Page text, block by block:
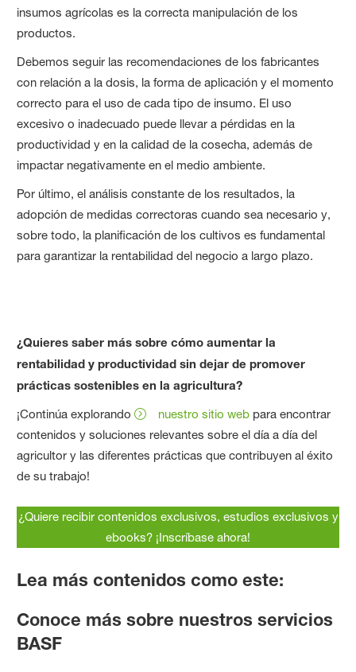
insumos agrícolas es la correcta manipulación de los
productos.
Debemos seguir las recomendaciones de los fabricantes
con relación a la dosis, la forma de aplicación y el momento
correcto para el uso de cada tipo de insumo. El uso
excesivo o inadecuado puede llevar a pérdidas en la
productividad y en la calidad de la cosecha, además de
impactar negativamente en el medio ambiente.
Por último, el análisis constante de los resultados, la
adopción de medidas correctoras cuando sea necesario y,
sobre todo, la planificación de los cultivos es fundamental
para garantizar la rentabilidad del negocio a largo plazo.
¿Quieres saber más sobre cómo aumentar la
rentabilidad y productividad sin dejar de promover
prácticas sostenibles en la agricultura?
¡Continúa explorando nuestro sitio web para encontrar
contenidos y soluciones relevantes sobre el día a día del
agricultor y las diferentes prácticas que contribuyen al éxito
de su trabajo!
¿Quiere recibir contenidos exclusivos, estudios exclusivos y
ebooks? ¡Inscríbase ahora!
Lea más contenidos como este:
Conoce más sobre nuestros servicios
BASF